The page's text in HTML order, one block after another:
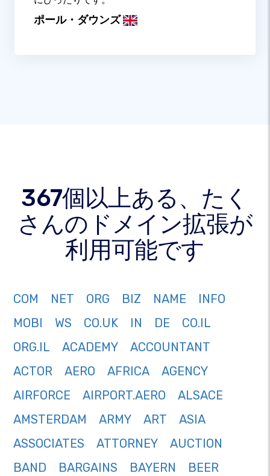
ポール・ダウンズ
367個以上ある、たく
さんのドメイン拡張が
利用可能です
COM NET ORG BIZ NAME
INFO
MOBI
WS CO.UK IN DE
CO.IL
ORG.IL
ACADEMY
ACCOUNTANT
ACTOR
AERO AFRICA
AGENCY
AIRFORCE
AIRPORT.AERO
ALSACE
AMSTERDAM
ARMY ART
ASIA
ASSOCIATES
ATTORNEY
AUCTION
BAND
BARGAINS BAYERN
BEER